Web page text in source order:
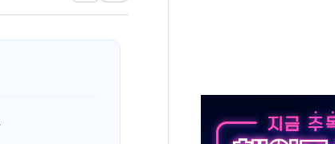
울 중랑구 주택가서 흉기 난동…60대 남성 2명 숨져
천서 말다툼 중 어머니 흉기 살해 10대 아들 체포